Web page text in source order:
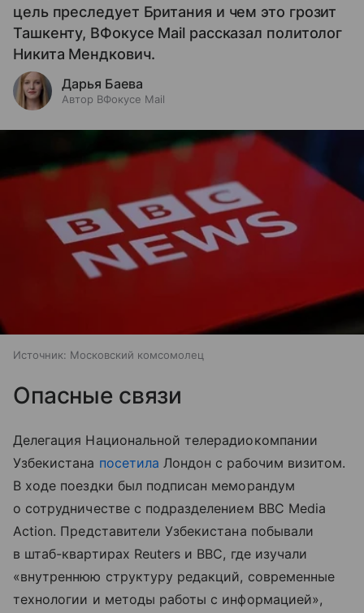
цель преследует Британия и чем это грозит
Ташкенту, ВФокусе Mail рассказал политолог
Никита Мендкович.
Дарья Баева
Автор ВФокусе Mail
Источник: Московский комсомолец
Опасные связи
Делегация Национальной телерадиокомпании
Узбекистана посетила Лондон с рабочим визитом.
В ходе поездки был подписан меморандум
о сотрудничестве с подразделением BBC Media
Action. Представители Узбекистана побывали
в штаб-квартирах Reuters и BBC, где изучали
«внутреннюю структуру редакций, современные
технологии и методы работы с информацией»,